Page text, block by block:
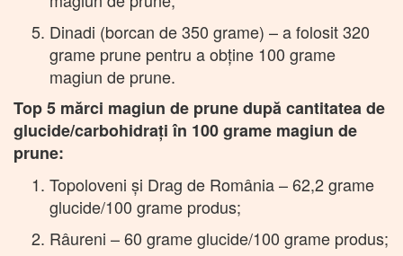
Dinadi (borcan de 350 grame) – a folosit 320
grame prune pentru a obţine 100 grame
magiun de prune.
Top 5 mărci magiun de prune după cantitatea de
glucide/carbohidrați în 100 grame magiun de
prune:
Topoloveni şi Drag de România – 62,2 grame
glucide/100 grame produs;
Râureni – 60 grame glucide/100 grame produs;